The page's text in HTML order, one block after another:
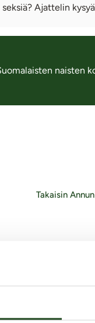
Ajattelin
naisten
Takaisin
Miksi juuri